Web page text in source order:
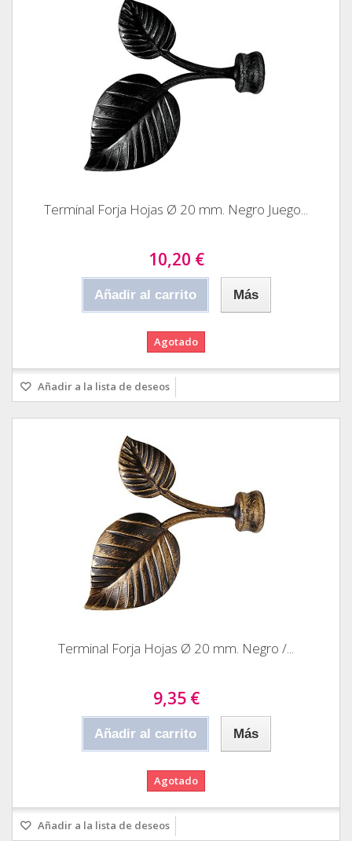
Terminal Forja Hojas Ø 20 mm. Negro Juego...
10,20 €
Añadir al carrito Más
Agotado
Añadir a la lista de deseos
Terminal Forja Hojas Ø 20 mm. Negro /...
9,35 €
Añadir al carrito Más
Agotado
Añadir a la lista de deseos